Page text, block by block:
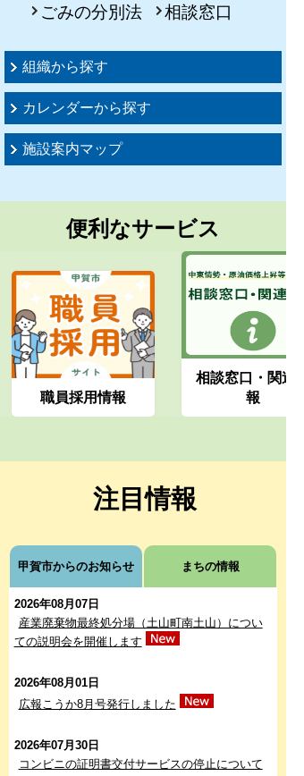
ごみの分別法
相談窓口
組織から探す
カレンダーから探す
施設案内マップ
便利なサービス
職員採用情報
相談窓口・関連情
報
注目情報
甲賀市からのお知らせ まちの情報
2026年08月07日
産業廃棄物最終処分場（土山町南土山）につい
ての説明会を開催します
2026年08月01日
広報こうか8月号発行しました
2026年07月30日
コンビニの証明書交付サービスの停止について